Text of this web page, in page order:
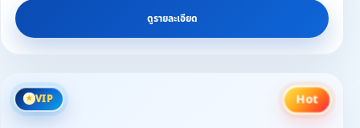
ดูรายละเอียด
VIP Hot